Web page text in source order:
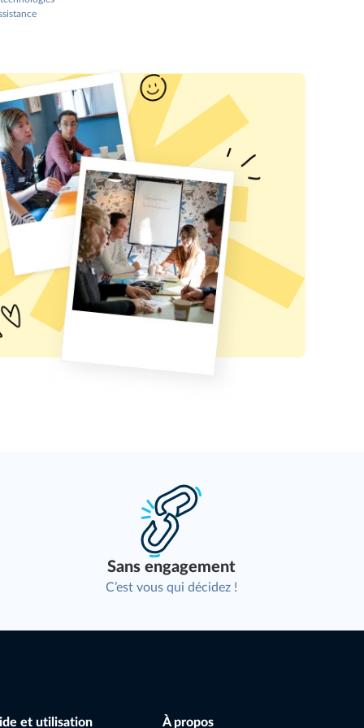
Sans engagement
C’est vous qui décidez !
et utilisation À propos